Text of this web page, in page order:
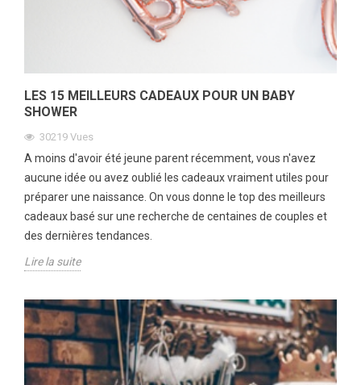
LES 15 MEILLEURS CADEAUX POUR UN BABY
SHOWER
30219 Vues
A moins d'avoir été jeune parent récemment, vous n'avez
aucune idée ou avez oublié les cadeaux vraiment utiles pour
préparer une naissance. On vous donne le top des meilleurs
cadeaux basé sur une recherche de centaines de couples et
des dernières tendances.
Lire la suite